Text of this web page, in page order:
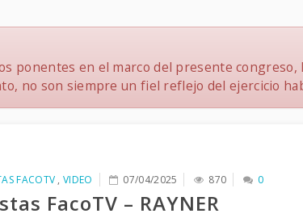
ponentes en el marco del presente
no son siempre un fiel reflejo del ejercicio
FACOTV ,VIDEO 07/04/2025 870 0
FacoTV – RAYNER